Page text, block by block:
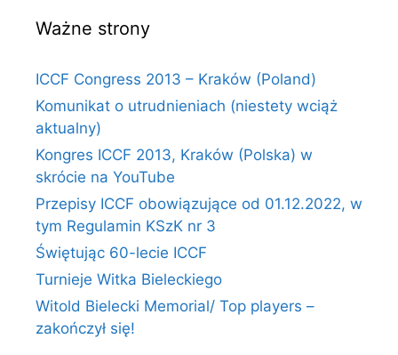
Ważne strony
ICCF Congress 2013 – Kraków (Poland)
Komunikat o utrudnieniach (niestety wciąż
aktualny)
Kongres ICCF 2013, Kraków (Polska) w
skrócie na YouTube
Przepisy ICCF obowiązujące od 01.12.2022, w
tym Regulamin KSzK nr 3
Świętując 60-lecie ICCF
Turnieje Witka Bieleckiego
Witold Bielecki Memorial/ Top players –
zakończył się!